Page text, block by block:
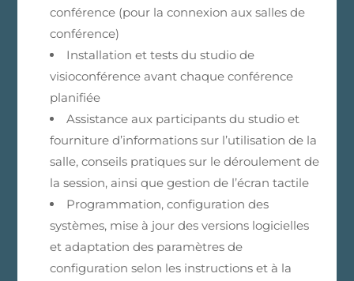
conférence (pour la connexion aux salles de
conférence)
Installation et tests du studio de
visioconférence avant chaque conférence
planifiée
Assistance aux participants du studio et
fourniture d’informations sur l’utilisation de la
salle, conseils pratiques sur le déroulement de
la session, ainsi que gestion de l’écran tactile
Programmation, configuration des
systèmes, mise à jour des versions logicielles
et adaptation des paramètres de
configuration selon les instructions et à la